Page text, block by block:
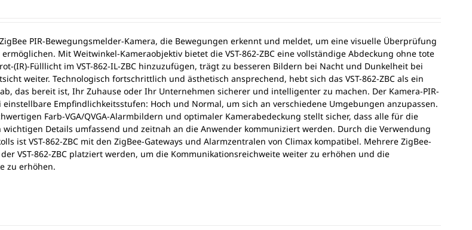
ZigBee PIR-Bewegungsmelder-Kamera, die Bewegungen erkennt und meldet, um eine visuelle Überprüfung
Mit Weitwinkel-Kameraobjektiv bietet die VST-862-ZBC eine vollständige Abdeckung ohne tote
(IR)-Fülllicht im VST-862-IL-ZBC hinzuzufügen, trägt zu besseren Bildern bei Nacht und Dunkelheit bei
weiter. Technologisch fortschrittlich und ästhetisch ansprechend, hebt sich das VST-862-ZBC als ein
das bereit ist, Ihr Zuhause oder Ihr Unternehmen sicherer und intelligenter zu machen. Der Kamera-PIR-
Empfindlichkeitsstufen: Hoch und Normal, um sich an verschiedene Umgebungen anzupassen.
Farb-VGA/QVGA-Alarmbildern und optimaler Kamerabedeckung stellt sicher, dass alle für die
Details umfassend und zeitnah an die Anwender kommuniziert werden. Durch die Verwendung
ist VST-862-ZBC mit den ZigBee-Gateways und Alarmzentralen von Climax kompatibel. Mehrere ZigBee-
VST-862-ZBC platziert werden, um die Kommunikationsreichweite weiter zu erhöhen und die
zu erhöhen.